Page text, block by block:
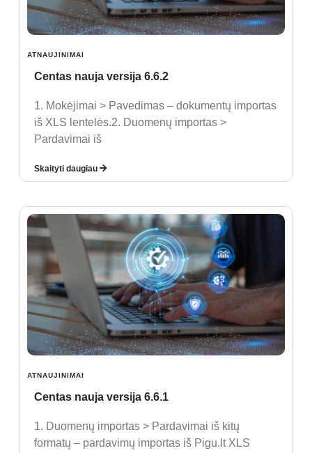
ATNAUJINIMAI
Centas nauja versija 6.6.2
1. Mokėjimai > Pavedimas – dokumentų importas
iš XLS lentelės.2. Duomenų importas >
Pardavimai iš
Skaityti daugiau
ATNAUJINIMAI
Centas nauja versija 6.6.1
1. Duomenų importas > Pardavimai iš kitų
formatų – pardavimų importas iš Pigu.lt XLS